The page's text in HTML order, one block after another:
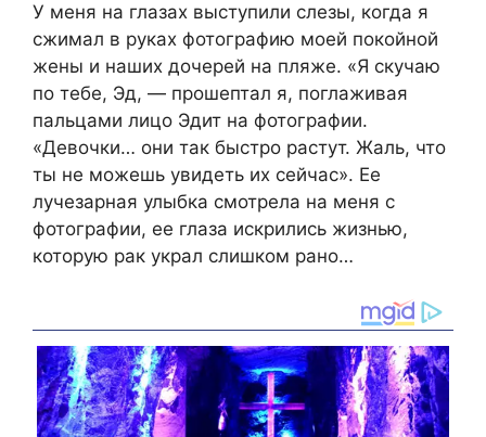
У меня на глазах выступили слезы, когда я
сжимал в руках фотографию моей покойной
жены и наших дочерей на пляже. «Я скучаю
по тебе, Эд, — прошептал я, поглаживая
пальцами лицо Эдит на фотографии.
«Девочки… они так быстро растут. Жаль, что
ты не можешь увидеть их сейчас». Ее
лучезарная улыбка смотрела на меня с
фотографии, ее глаза искрились жизнью,
которую рак украл слишком рано…